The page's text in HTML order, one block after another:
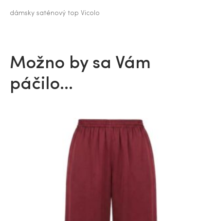
dámsky saténový top Vicolo
Možno by sa Vám
páčilo…